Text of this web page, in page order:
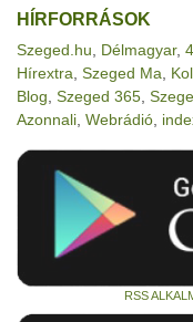
HÍRFORRÁSOK
Szeged.hu Délmagyar,
Hírextra Szeged Ma
Blog Szeged 365
Azonnali Webrádió
RSS